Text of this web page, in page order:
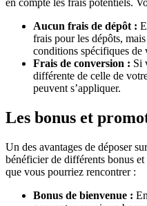
Aucun frais de dépôt :
frais pour les dépôts,
conditions spécifiques de
Frais de conversion : Si
différente de celle de
peuvent s’appliquer.
Les bonus et
Un des avantages de déposer
bénéficier de différents bonus
que vous pourriez rencontrer :
Bonus de bienvenue :